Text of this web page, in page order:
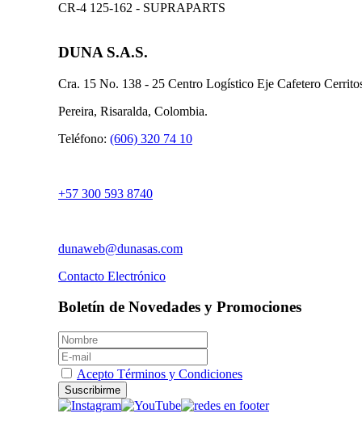
CR-4 125-162 - SUPRAPARTS
DUNA S.A.S.
Cra. 15 No. 138 - 25 Centro Logístico Eje Cafetero
Pereira, Risaralda, Colombia.
Teléfono: (606) 320 74 10
+57 300 593 8740
dunaweb@dunasas.com
Contacto Electrónico
Boletín de Novedades y Promociones
Acepto Términos y Condiciones
Suscribirme